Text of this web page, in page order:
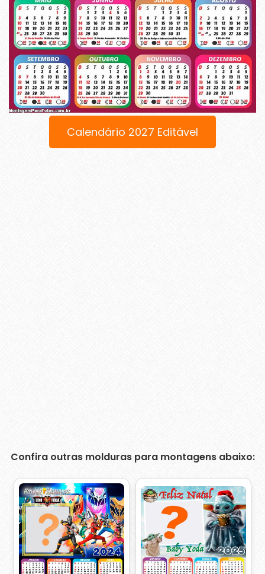
Calendário 2027 Editável
Confira outras molduras para montagens abaixo: